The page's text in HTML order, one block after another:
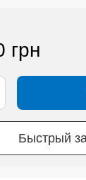
грн
Быстрый